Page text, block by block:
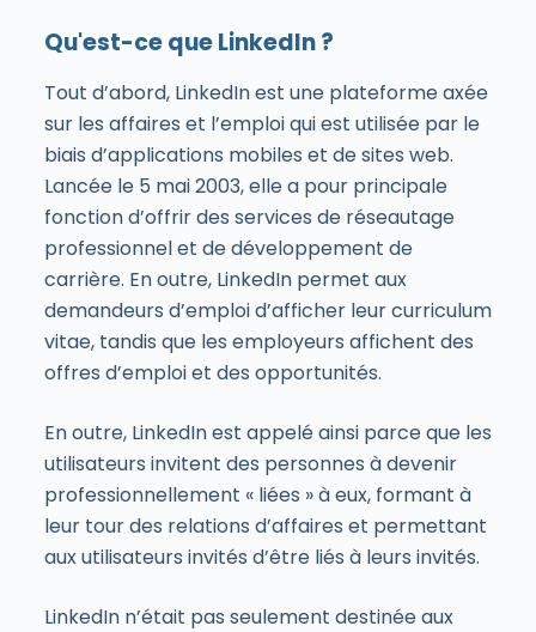
Qu'est-ce que LinkedIn ?
Tout d’abord, LinkedIn est une plateforme axée
sur les affaires et l’emploi qui est utilisée par le
biais d’applications mobiles et de sites web.
Lancée le 5 mai 2003, elle a pour principale
fonction d’offrir des services de réseautage
professionnel et de développement de
carrière. En outre, LinkedIn permet aux
demandeurs d’emploi d’afficher leur curriculum
vitae, tandis que les employeurs affichent des
offres d’emploi et des opportunités.
En outre, LinkedIn est appelé ainsi parce que les
utilisateurs invitent des personnes à devenir
professionnellement « liées » à eux, formant à
leur tour des relations d’affaires et permettant
aux utilisateurs invités d’être liés à leurs invités.
LinkedIn n’était pas seulement destinée aux